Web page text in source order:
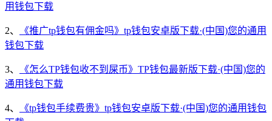
用钱包下载
2、
《推广tp钱包有佣金吗》tp钱包安卓版下载·(中国)您的通用
钱包下载
3、
《怎么TP钱包收不到屎币》TP钱包最新版下载·(中国)您的
通用钱包下载
4、
《tp钱包手续费贵》tp钱包安卓版下载·(中国)您的通用钱包